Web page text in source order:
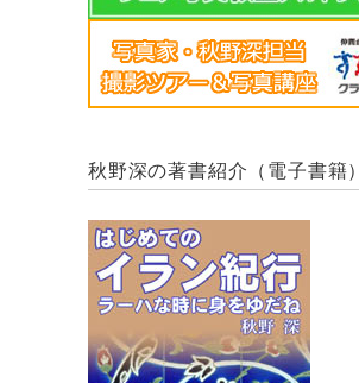
秋野深の著書紹介（電子書籍）